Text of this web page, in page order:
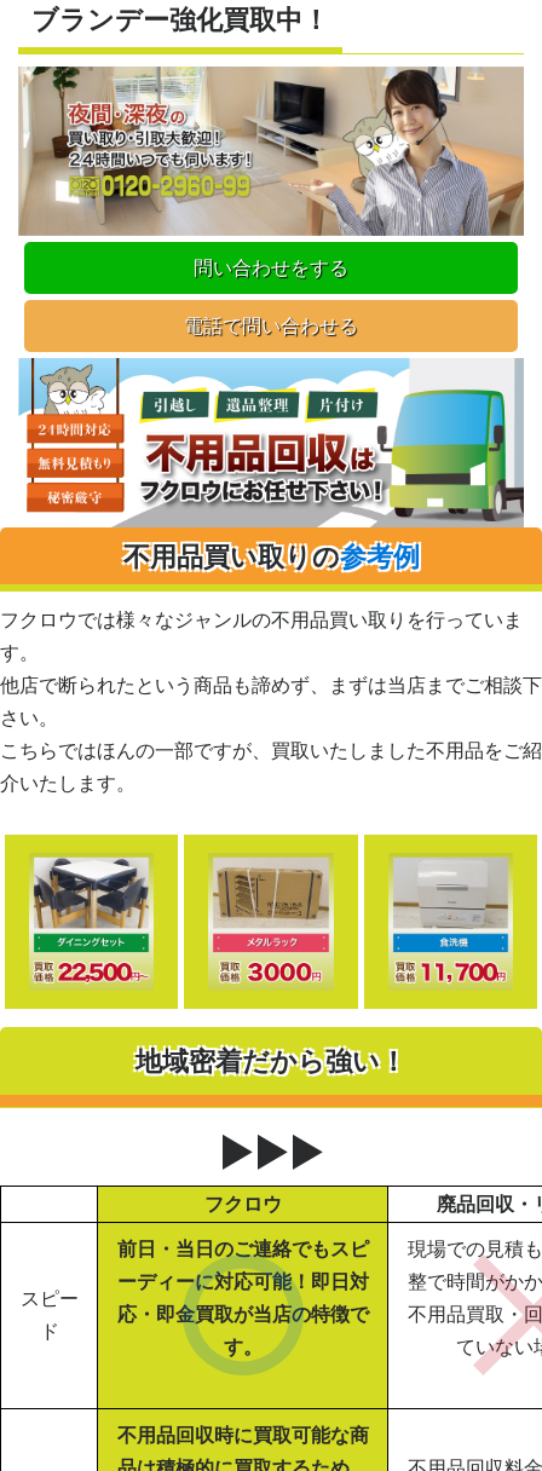
ブランデー強化買取中！
問い合わせをする
電話で問い合わせる
不用品買い取りの参考例
フクロウでは様々なジャンルの不用品買い取りを行っていま
す。
他店で断られたという商品も諦めず、まずは当店までご相談下
さい。
こちらではほんの一部ですが、買取いたしました不用品をご紹
介いたします。
地域密着だから強い！
▶▶▶
フクロウ 廃品回収・
スピー
ド
前日・当日のご連絡でもスピ
ーディーに対応可能！即日対
応・即金買取が当店の特徴で
す。
現場での見積
整で時間がか
不用品買取・
ていない
不用品回収時に買取可能な商